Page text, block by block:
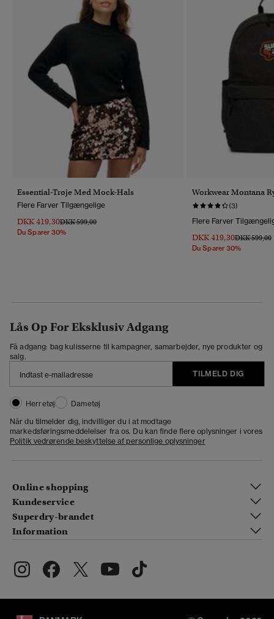
Essential-Trøje Med Mock-Hals
Flere Farver Tilgængelige
DKK 419,30Pris Nedsat Fra
DKK 599,00Til
Du Sparer 30%
Workwear Montana
(3)
Flere Farver
DKK 419,30Pris Nedsat
DKK 599,00
Du Sparer 30%
Lås Op For Eksklusiv Adgang
Få adgang: bag kulisserne til kampagner, samarbejder, nye produkter og
salg.
TILMELD DIG
Herretøj
Dametøj
Når du tilmelder dig, indvilliger du i at modtage
markedsføringsmeddelelser fra os. Du kan finde flere oplysninger i vores
Politik vedrørende beskyttelse af personlige oplysninger
Online shopping
Kundeservice
Superdry-brandet
Information